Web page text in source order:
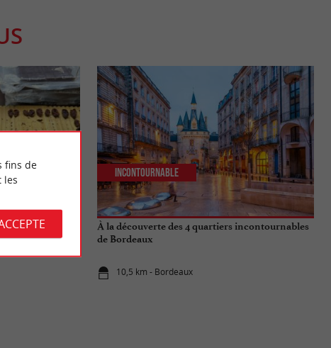
: Une
À la découverte des 4 quartiers incontournables
de Bordeaux
10,5 km - Bordeaux
Incontournable
fins de